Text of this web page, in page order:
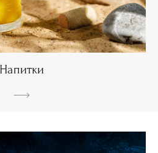
Напитки